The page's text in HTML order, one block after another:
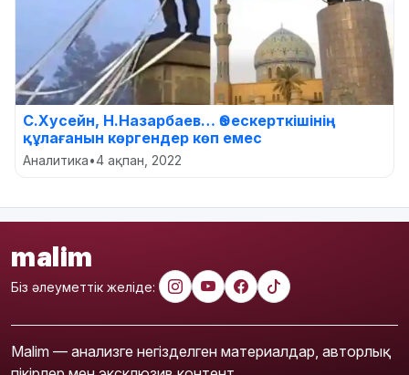
С.Хусейн, Н.Назарбаев… Өз ескерткішінің
құлағанын көргендер көп емес
Аналитика•4 ақпан, 2022
malim
Біз әлеуметтік желіде:
Malim — анализге негізделген материалдар, авторлық